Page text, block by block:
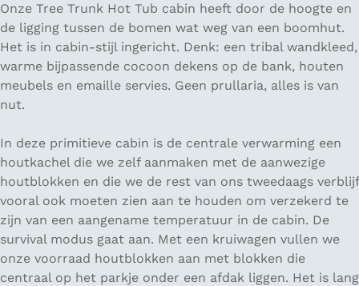
Onze Tree Trunk Hot Tub cabin heeft door de hoogte en
de ligging tussen de bomen wat weg van een boomhut.
Het is in cabin-stijl ingericht. Denk: een tribal wandkleed,
warme bijpassende cocoon dekens op de bank, houten
meubels en emaille servies. Geen prullaria, alles is van
nut.
In deze primitieve cabin is de centrale verwarming een
houtkachel die we zelf aanmaken met de aanwezige
houtblokken en die we de rest van ons tweedaags verblijf
vooral ook moeten zien aan te houden om verzekerd te
zijn van een aangename temperatuur in de cabin. De
survival modus gaat aan. Met een kruiwagen vullen we
onze voorraad houtblokken aan met blokken die
centraal op het parkje onder een afdak liggen. Het is lang